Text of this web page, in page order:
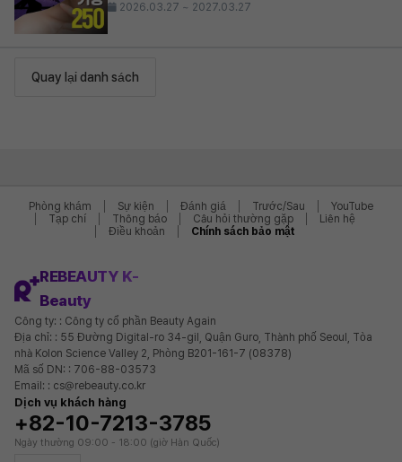
2026.03.27 ~ 2027.03.27
Quay lại danh sách
Phòng khám Sự kiện Đánh giá Trước/Sau
YouTube
Tạp chí
Thông báo Câu hỏi thường gặp
Liên hệ
Điều khoản
Chính sách bảo mật
REBEAUTY K-
Beauty
Công ty: : Công ty cổ phần Beauty Again
Địa chỉ: : 55 Đường Digital-ro 34-gil, Quận Guro, Thành phố Seoul, Tòa
nhà Kolon Science Valley 2, Phòng B201-161-7 (08378)
Mã số DN: : 706-88-03573
Email: : cs@rebeauty.co.kr
Dịch vụ khách hàng
+82-10-7213-3785
Ngày thường 09:00 - 18:00 (giờ Hàn Quốc)